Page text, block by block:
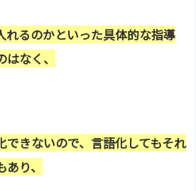
れるのかといった具体的な指導
なく、
できないので、言語化してもそれ
り、